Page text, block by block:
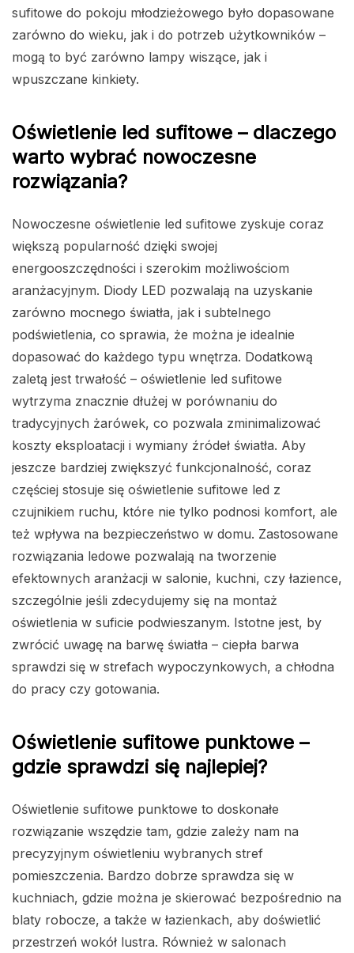
sufitowe do pokoju młodzieżowego było dopasowane
zarówno do wieku, jak i do potrzeb użytkowników –
mogą to być zarówno lampy wiszące, jak i
wpuszczane kinkiety.
Oświetlenie led sufitowe – dlaczego
warto wybrać nowoczesne
rozwiązania?
Nowoczesne oświetlenie led sufitowe zyskuje coraz
większą popularność dzięki swojej
energooszczędności i szerokim możliwościom
aranżacyjnym. Diody LED pozwalają na uzyskanie
zarówno mocnego światła, jak i subtelnego
podświetlenia, co sprawia, że można je idealnie
dopasować do każdego typu wnętrza. Dodatkową
zaletą jest trwałość – oświetlenie led sufitowe
wytrzyma znacznie dłużej w porównaniu do
tradycyjnych żarówek, co pozwala zminimalizować
koszty eksploatacji i wymiany źródeł światła. Aby
jeszcze bardziej zwiększyć funkcjonalność, coraz
częściej stosuje się oświetlenie sufitowe led z
czujnikiem ruchu, które nie tylko podnosi komfort, ale
też wpływa na bezpieczeństwo w domu. Zastosowane
rozwiązania ledowe pozwalają na tworzenie
efektownych aranżacji w salonie, kuchni, czy łazience,
szczególnie jeśli zdecydujemy się na montaż
oświetlenia w suficie podwieszanym. Istotne jest, by
zwrócić uwagę na barwę światła – ciepła barwa
sprawdzi się w strefach wypoczynkowych, a chłodna
do pracy czy gotowania.
Oświetlenie sufitowe punktowe –
gdzie sprawdzi się najlepiej?
Oświetlenie sufitowe punktowe to doskonałe
rozwiązanie wszędzie tam, gdzie zależy nam na
precyzyjnym oświetleniu wybranych stref
pomieszczenia. Bardzo dobrze sprawdza się w
kuchniach, gdzie można je skierować bezpośrednio na
blaty robocze, a także w łazienkach, aby doświetlić
przestrzeń wokół lustra. Również w salonach